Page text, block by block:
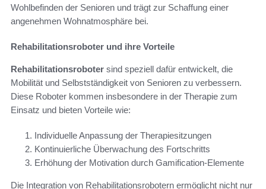
Wohlbefinden der Senioren und trägt zur Schaffung einer
angenehmen Wohnatmosphäre bei.
Rehabilitationsroboter und ihre Vorteile
Rehabilitationsroboter sind speziell dafür entwickelt, die
Mobilität und Selbstständigkeit von Senioren zu verbessern.
Diese Roboter kommen insbesondere in der Therapie zum
Einsatz und bieten Vorteile wie:
Individuelle Anpassung der Therapiesitzungen
Kontinuierliche Überwachung des Fortschritts
Erhöhung der Motivation durch Gamification-Elemente
Die Integration von Rehabilitationsrobotern ermöglicht nicht nur